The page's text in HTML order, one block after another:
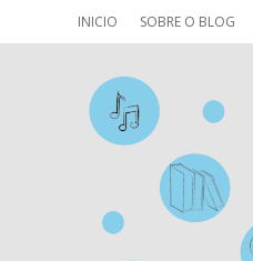
INICIO SOBRE O BLOG